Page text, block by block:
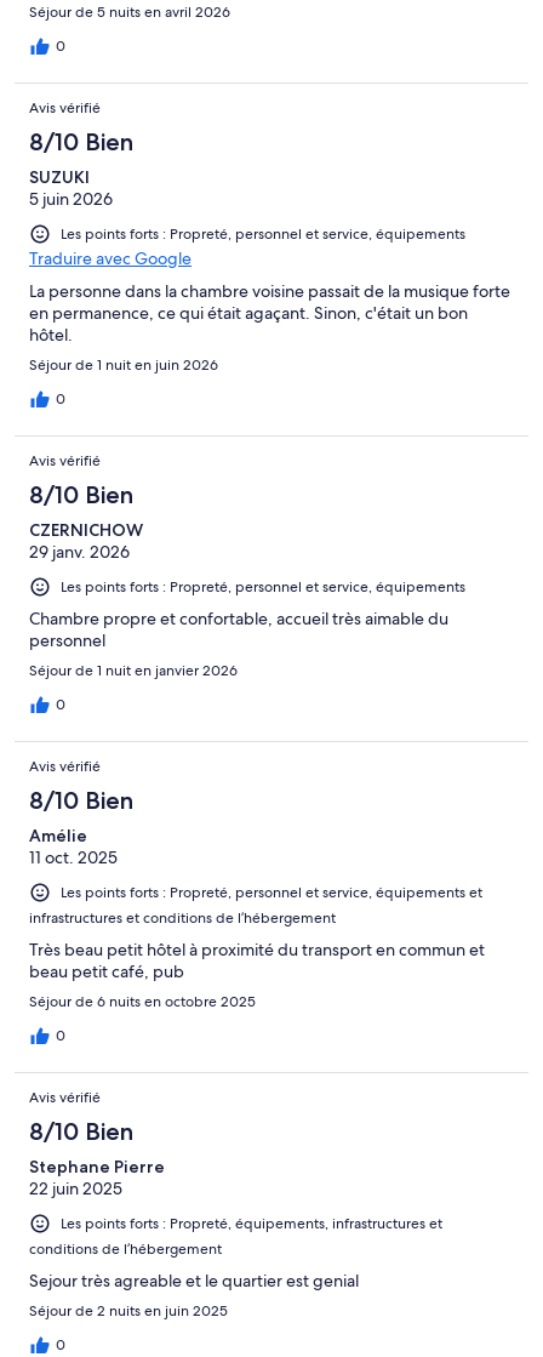
Séjour de 5 nuits en avril 2026
0
Avis vérifié
8/10 Bien
SUZUKI
5 juin 2026
Les points forts : Propreté, personnel et service, équipements
Traduire avec Google
La personne dans la chambre voisine passait de la musique forte
en permanence, ce qui était agaçant. Sinon, c'était un bon
hôtel.
Séjour de 1 nuit en juin 2026
0
Avis vérifié
8/10 Bien
CZERNICHOW
29 janv. 2026
Les points forts : Propreté, personnel et service, équipements
Chambre propre et confortable, accueil très aimable du
personnel
Séjour de 1 nuit en janvier 2026
0
Avis vérifié
8/10 Bien
Amélie
11 oct. 2025
Les points forts : Propreté, personnel et service, équipements et
infrastructures et conditions de l’hébergement
Très beau petit hôtel à proximité du transport en commun et
beau petit café, pub
Séjour de 6 nuits en octobre 2025
0
Avis vérifié
8/10 Bien
Stephane Pierre
22 juin 2025
Les points forts : Propreté, équipements, infrastructures et
conditions de l’hébergement
Sejour très agreable et le quartier est genial
Séjour de 2 nuits en juin 2025
0